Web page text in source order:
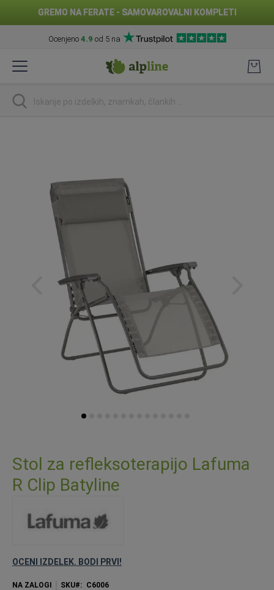
GREMO NA FERATE - SAMOVAROVALNI KOMPLETI
Ocenjeno 4.9 od 5 na
na
Iskanje
na
začetek
galerije
Stol za refleksoterapijo Lafuma
R Clip Batyline
OCENI IZDELEK. BODI PRVI!
NA ZALOGI SKU C6006